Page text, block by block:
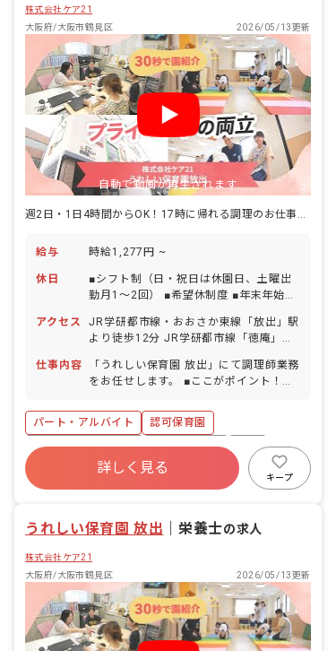
も実施しています。 その他にも、献立作
成やアレルギー対応等、すべてマニュア
ル化されており、安心・安全な給食提供
を行っています。子どもと直接触れ合う
活動をしたい栄養士には最高の環境で
す。
株式会社ケア21
大阪府/大阪市鶴見区
2026/05/13更新
自動で動画が再生されます
週2日・1日4時間からOK！17時に帰れる調理のお仕事をお任せ。
給与 時給1,277円 ~
休日
■シフト制（日・祝日は休園日、土曜出
勤月1～2回） ■希望休制度 ■年末年始休
位での取得可／5日以上の連休相談OK）
※入社半年後から10日支給 ■慶弔休暇 ■
産前産後・育児休暇（取得率100％（16
名）・復帰率81％（13名）） ■介護・看
アクセス
JR学研都市線・おおさか東線「放出」駅
より徒歩12分 JR学研都市線「徳庵」駅
に駐輪スペース完備）
仕事内容
「うれしい保育園 放出」にて調理師業務
をお任せします。 ■ここがポイント！
クがある」等、ご心配はいりません！ス
タッフが丁寧にサポートします。 ▼▼具
体的にはこんなお仕事です▼▼ ＊食器洗
浄や、盛り付け補助、副菜の調理等の業
務 ＊食育の補助や準備 ＊発注作業のサ
ポートや離乳食の対応（栄養士）
パート・アルバイト
認可保育園
ボーナス・賞与あり
社会保険完備
有給
福利厚生充実
退職金制度
残業少なめ
詳しく見る
キープ
うれしい保育園 放出 ｜栄養士の求人
株式会社ケア21
大阪府/大阪市鶴見区
2026/05/13更新